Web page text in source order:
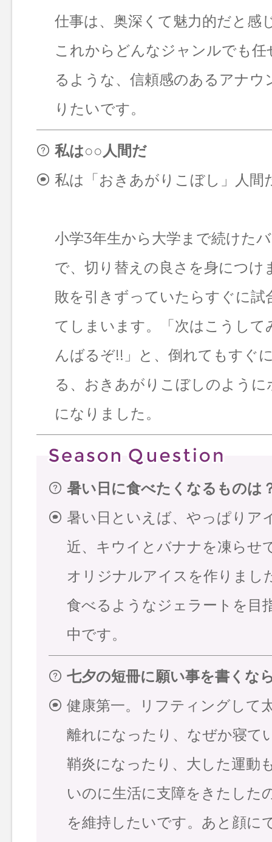
仕事は、奥深くて魅力的だと感
これからどんなジャンルでも任
るような、信頼感のあるアナウ
りたいです。
私は○○人間だ
私は「おきあがりこぼし」人間
小学3年生から大学まで続けた
で、切り替えの良さを身につけ
敗を引きずっていたらすぐに試
てしまいます。「次はこうして
んばるぞ!!」と、倒れてもすぐ
る、おきあがりこぼしのように
になりました。
暑い日に食べたくなるものは
暑い日といえば、やっぱりア
近、キウイとバナナを凍らせ
オリジナルアイスを作りまし
食べるようなジェラートを目
中です。
七夕の短冊に願い事を書くな
健康第一。リフティングして
離れになったり、なぜか寝て
鞘炎になったり、大した運動
いのに生活に支障をきたした
を維持したいです。あと顔に